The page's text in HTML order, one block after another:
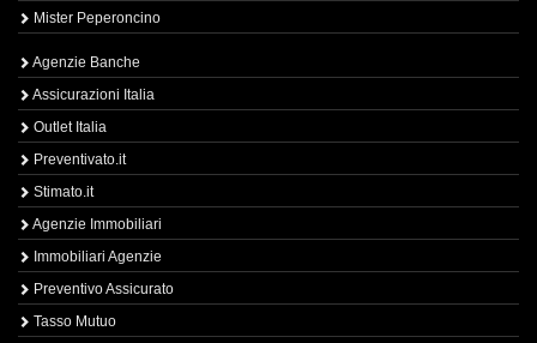
Mister Peperoncino
Agenzie Banche
Assicurazioni Italia
Outlet Italia
Preventivato.it
Stimato.it
Agenzie Immobiliari
Immobiliari Agenzie
Preventivo Assicurato
Tasso Mutuo